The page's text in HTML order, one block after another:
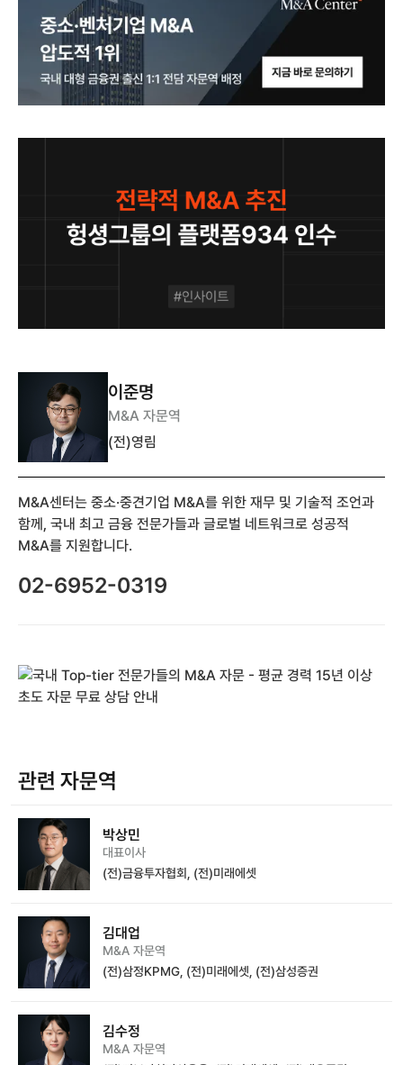
이준명
M&A 자문역
(전)영림
M&A센터는 중소·중견기업 M&A를 위한 재무 및 기술적 조언과
함께, 국내 최고 금융 전문가들과 글로벌 네트워크로 성공적
M&A를 지원합니다.
02-6952-0319
관련 자문역
박상민
대표이사
(전)금융투자협회, (전)미래에셋
김대업
M&A 자문역
(전)삼정KPMG, (전)미래에셋, (전)삼성증권
김수정
M&A 자문역